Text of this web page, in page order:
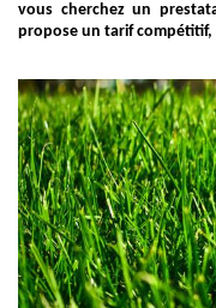
vous cherchez un
propose un tarif compétitif,